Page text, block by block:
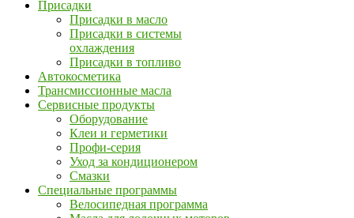
Присадки
Присадки в масло
Присадки в системы
охлаждения
Присадки в топливо
Автокосметика
Трансмиссионные масла
Сервисные продукты
Оборудование
Клеи и герметики
Профи-серия
Уход за кондиционером
Смазки
Специальные программы
Велосипедная программа